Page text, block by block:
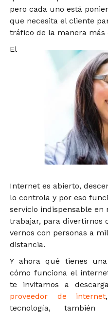
pero cada uno está
que necesita el cliente
tráfico de la manera más
El
Internet es abierto,
lo controla y por eso
servicio indispensable en
trabajar, para divertirnos
vernos con personas a
distancia.
Y ahora qué tienes
cómo funciona el
te invitamos a
proveedor de internet
tecnología,